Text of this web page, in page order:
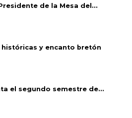
de la Mesa del...
y encanto bretón
el segundo semestre de...